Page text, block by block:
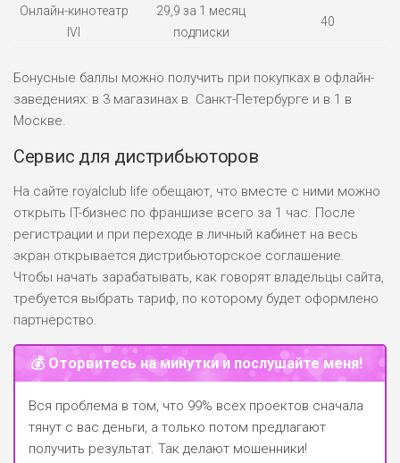
Онлайн-кинотеатр
IVI
29,9 за 1 месяц
подписки
40
Бонусные баллы можно получить при покупках в офлайн-
заведениях: в 3 магазинах в Санкт-Петербурге и в 1 в
Москве.
Сервис для дистрибьюторов
На сайте royalclub life обещают, что вместе с ними можно
открыть IT-бизнес по франшизе всего за 1 час. После
регистрации и при переходе в личный кабинет на весь
экран открывается дистрибьюторское соглашение.
Чтобы начать зарабатывать, как говорят владельцы сайта,
требуется выбрать тариф, по которому будет оформлено
партнерство.
💰 Оторвитесь на минутки и послушайте меня!
Вся проблема в том, что 99% всех проектов сначала
тянут с вас деньги, а только потом предлагают
получить результат. Так делают мошенники!